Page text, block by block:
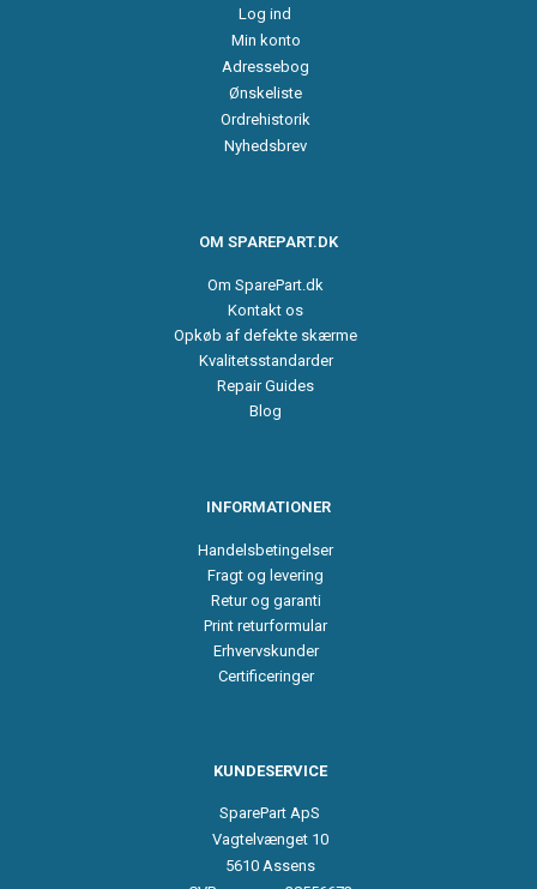
Log ind
Min konto
Adressebog
Ønskeliste
Ordrehistorik
Nyhedsbrev
OM SPAREPART.DK
Om SparePart.dk
Kontakt os
Opkøb af defekte skærme
Kvalitetsstandarder
Repair Guides
Blog
INFORMATIONER
Handelsbetingelser
Fragt og levering
Retur og garanti
Print returformular
Erhvervskunder
Certificeringer
KUNDESERVICE
SparePart ApS
Vagtelvænget 10
5610 Assens